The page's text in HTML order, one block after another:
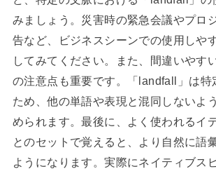
みましょう。災害時の緊急会議やプロ
告など、ビジネスシーンでの使用しや
してみてください。また、間違いやす
の注意点も重要です。「landfall」は特
ため、他の単語や表現と混同しないよ
められます。最後に、よく使われるイ
とのセットで覚えると、より自然に語
ようになります。実際にネイティブス